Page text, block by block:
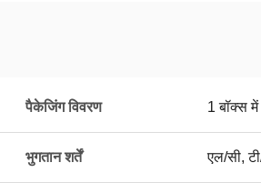
पैकेजिंग विवरण 1 बॉक्स
भुगतान शर्तें एल/सी,